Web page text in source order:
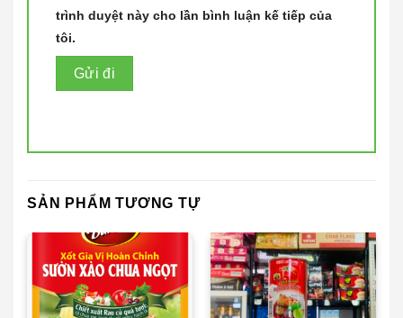
trình duyệt này cho lần bình luận kế tiếp của
tôi.
SẢN PHẨM TƯƠNG TỰ